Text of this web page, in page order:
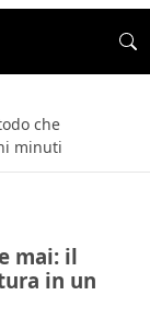
che
minuti
mai: il
in un